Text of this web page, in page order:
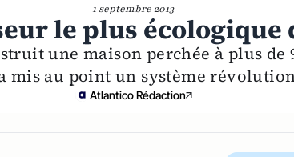
1 septembre 2013
le plus écologique
une maison perchée à plus de
mis au point un système
Atlantico Rédaction